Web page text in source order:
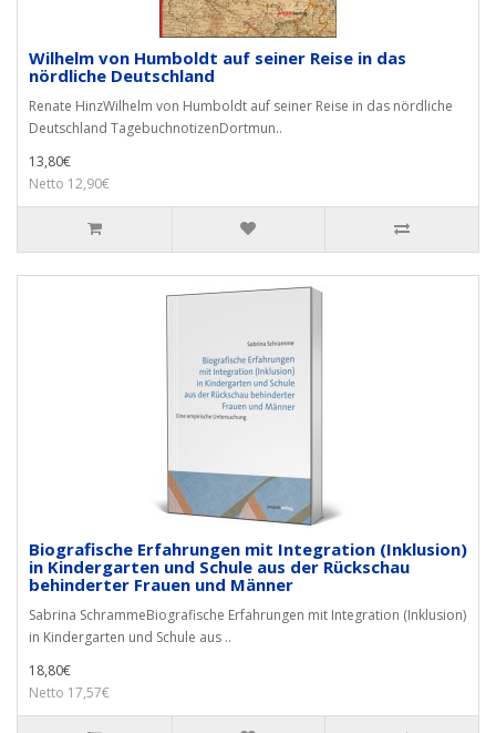
Wilhelm von Humboldt auf seiner Reise in das
nördliche Deutschland
Renate HinzWilhelm von Humboldt auf seiner Reise in das nördliche
Deutschland TagebuchnotizenDortmun..
13,80€
Netto 12,90€
Biografische Erfahrungen mit Integration (Inklusion)
in Kindergarten und Schule aus der Rückschau
behinderter Frauen und Männer
Sabrina SchrammeBiografische Erfahrungen mit Integration (Inklusion)
in Kindergarten und Schule aus ..
18,80€
Netto 17,57€